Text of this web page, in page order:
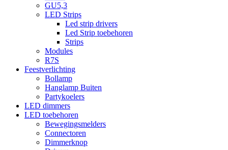
GU5,3
LED Strips
Led strip drivers
Led Strip toebehoren
Strips
Modules
R7S
Feestverlichting
Bollamp
Hanglamp Buiten
Partykoelers
LED dimmers
LED toebehoren
Bewegingsmelders
Connectoren
Dimmerknop